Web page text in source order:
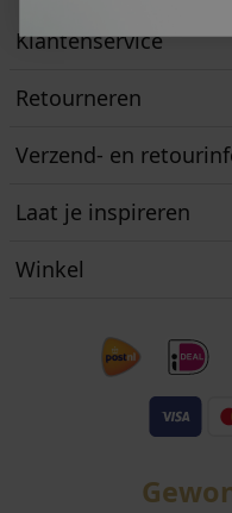
Klantenservice
Retourneren
Verzend- en
Laat je inspireren
Winkel